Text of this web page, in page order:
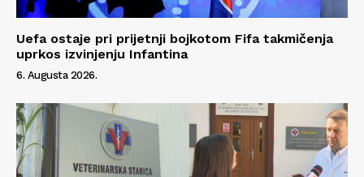
Uefa ostaje pri prijetnji bojkotom Fifa takmičenja
uprkos izvinjenju Infantina
6. Augusta 2026.